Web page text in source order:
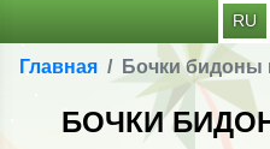
RU
Главная Бочки бидоны
БОЧКИ